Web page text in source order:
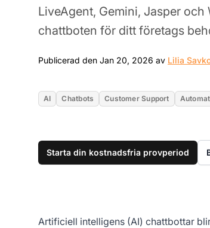
LiveAgent, Gemini, Jasper
chattboten för ditt företags
Publicerad den Jan 20, 2026 av Lilia
AI Chatbots Customer Support
Starta din kostnadsfria provperiod
Artificiell intelligens (AI) chattbottar